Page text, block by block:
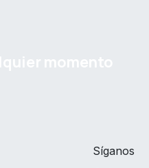
Síganos